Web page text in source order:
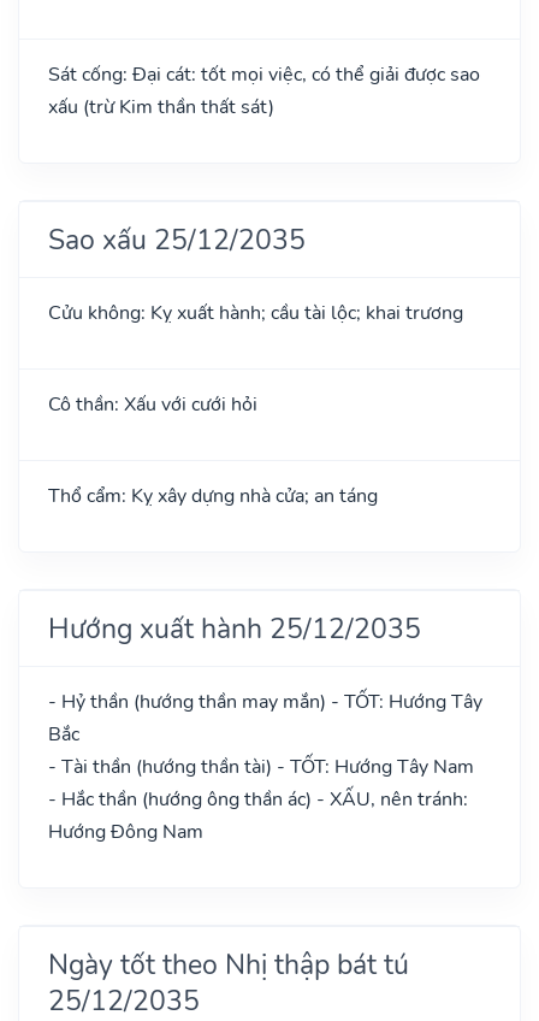
Sát cống: Đại cát: tốt mọi việc, có thể giải được sao
xấu (trừ Kim thần thất sát)
Sao xấu 25/12/2035
Cửu không: Kỵ xuất hành; cầu tài lộc; khai trương
Cô thần: Xấu với cưới hỏi
Thổ cẩm: Kỵ xây dựng nhà cửa; an táng
Hướng xuất hành 25/12/2035
- Hỷ thần (hướng thần may mắn) - TỐT: Hướng Tây
Bắc
- Tài thần (hướng thần tài) - TỐT: Hướng Tây Nam
- Hắc thần (hướng ông thần ác) - XẤU, nên tránh:
Hướng Đông Nam
Ngày tốt theo Nhị thập bát tú
25/12/2035